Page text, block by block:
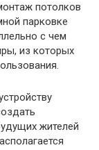
потолков
парковке
с чем
из которых
жителей